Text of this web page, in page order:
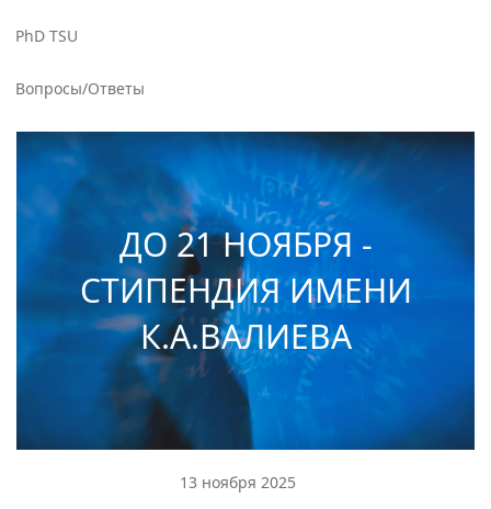
PhD TSU
Вопросы/Ответы
ДО 21 НОЯБРЯ -
СТИПЕНДИЯ ИМЕНИ
К.А.ВАЛИЕВА
13 ноября 2025